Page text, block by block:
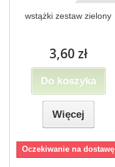
wstążki zestaw zielony
3,60 zł
Do koszyka
Więcej
Oczekiwanie na dostawę